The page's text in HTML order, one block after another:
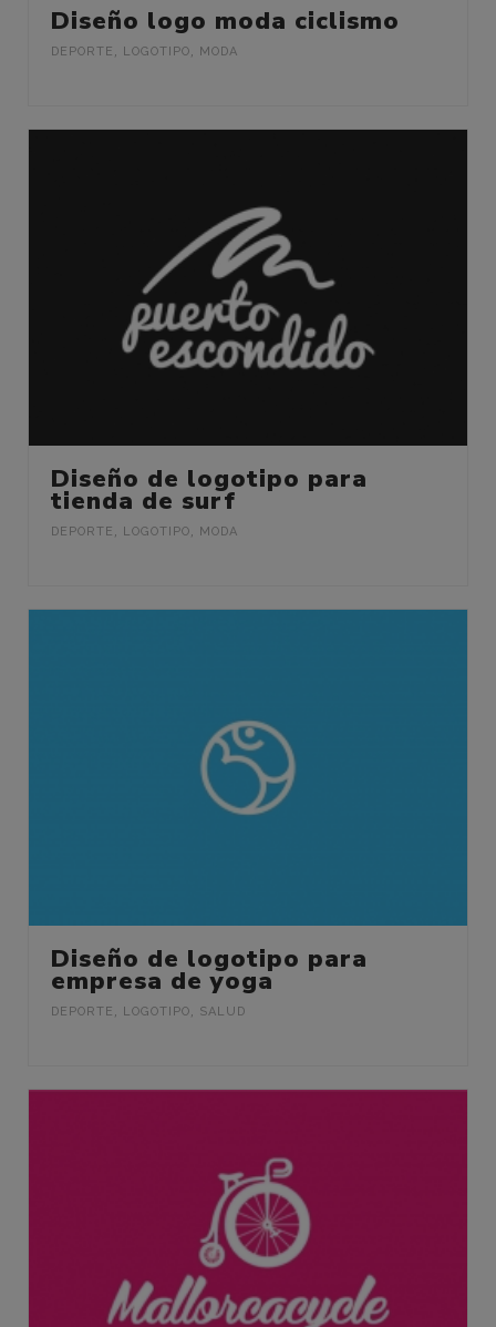
Diseño logo moda ciclismo
DEPORTE , LOGOTIPO, MODA
Diseño de logotipo para
tienda de surf
DEPORTE , LOGOTIPO, MODA
Diseño de logotipo para
empresa de yoga
DEPORTE , LOGOTIPO, SALUD